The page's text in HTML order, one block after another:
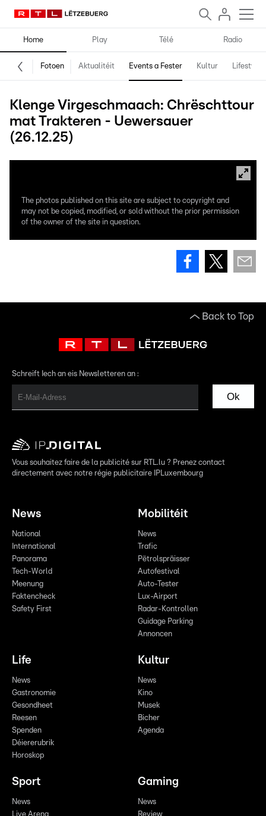
Home Play Télé Radio
Fotoen Aktualitéit Events a Fester Kultur Lifestyle
Klenge Virgeschmaach: Chrëschttour
mat Trakteren - Uewersauer
(26.12.25)
The photos published on this site are subject to copyright and
may not be copied, modified, or sold without the prior permission
of the owner of the site in question.
Back to Top
Schreift Iech an eis Newsletteren an :
Ok
Vous souhaitez faire de la publicité sur RTL.lu ? Prenez contact
directement avec notre régie publicitaire IPLuxembourg
News
National
International
Panorama
Tech-World
Meenung
Faktencheck
Safety First
Mobilitéit
News
Trafic
Pëtrolspräisser
Autofestival
Auto-Tester
Lux-Airport
Radar-Kontrollen
Guidage Parking
Annoncen
Life
News
Gastronomie
Gesondheet
Reesen
Spenden
Déiererubrik
Horoskop
Kultur
News
Kino
Musek
Bicher
Agenda
Sport
News
Gaming
News